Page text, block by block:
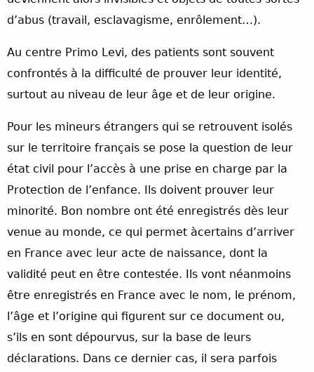
d’abus (travail, esclavagisme, enrôlement…).
Au centre Primo Levi, des patients sont souvent
confrontés à la difficulté de prouver leur identité,
surtout au niveau de leur âge et de leur origine.
Pour les mineurs étrangers qui se retrouvent isolés
sur le territoire français se pose la question de leur
état civil pour l’accès à une prise en charge par la
Protection de l’enfance. Ils doivent prouver leur
minorité. Bon nombre ont été enregistrés dès leur
venue au monde, ce qui permet àcertains d’arriver
en France avec leur acte de naissance, dont la
validité peut en être contestée. Ils vont néanmoins
être enregistrés en France avec le nom, le prénom,
l’âge et l’origine qui figurent sur ce document ou,
s’ils en sont dépourvus, sur la base de leurs
déclarations. Dans ce dernier cas, il sera parfois